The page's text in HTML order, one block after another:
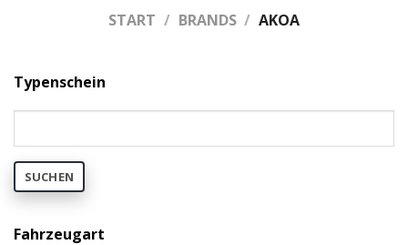
START / BRANDS / AKOA
Typenschein
SUCHEN
Fahrzeugart